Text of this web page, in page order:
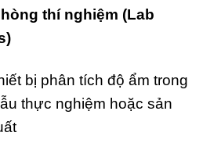
thí nghiệm (Lab
bị phân tích độ ẩm trong
thực nghiệm hoặc sản